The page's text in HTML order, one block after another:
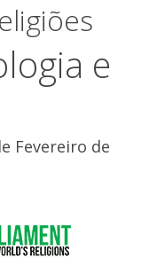
e
Fevereiro de